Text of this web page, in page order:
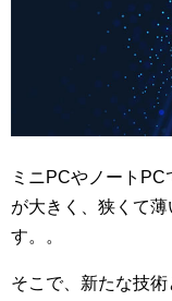
ミニPCやノート
が大きく、狭くて
す。。
そこで、新たな技